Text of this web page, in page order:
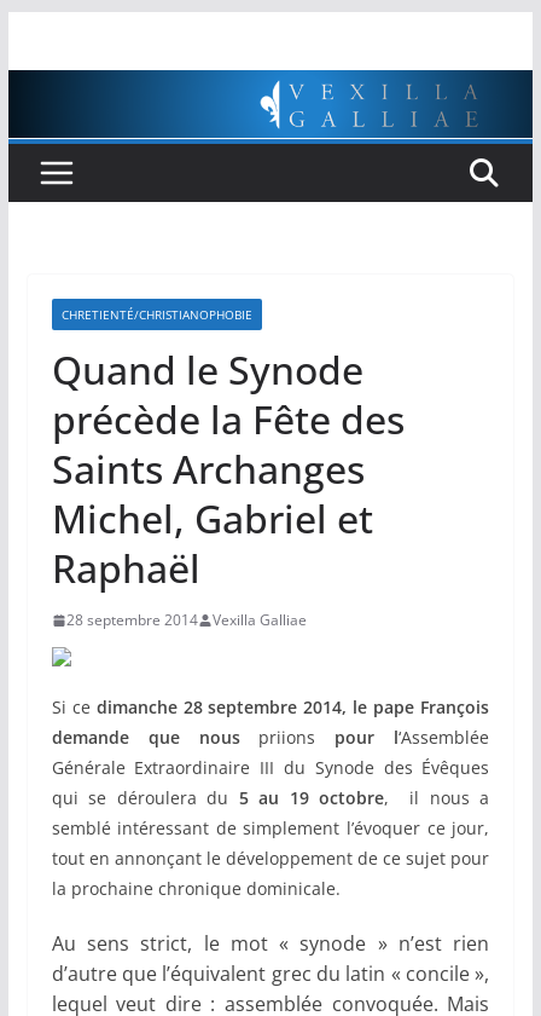
CHRETIENTÉ/CHRISTIANOPHOBIE
Quand le Synode
précède la Fête des
Saints Archanges
Michel, Gabriel et
Raphaël
28 septembre 2014 Vexilla Galliae
Si ce dimanche 28 septembre 2014, le pape François
demande que nous priions pour l‘Assemblée
Générale Extraordinaire III du Synode des Évêques
qui se déroulera du 5 au 19 octobre, il nous a
semblé intéressant de simplement l’évoquer ce jour,
tout en annonçant le développement de ce sujet pour
la prochaine chronique dominicale.
Au sens strict, le mot « synode » n’est rien
d’autre que l’équivalent grec du latin « concile »,
lequel veut dire : assemblée convoquée. Mais